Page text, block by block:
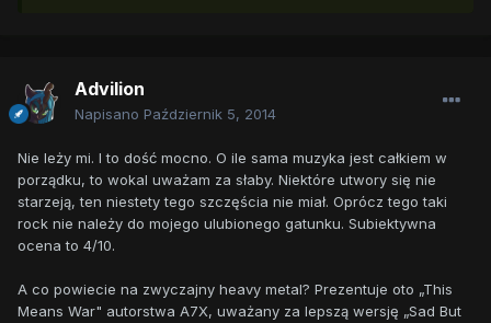
Advilion
Napisano Październik 5, 2014
Nie leży mi. I to dość mocno. O ile sama muzyka jest całkiem w
porządku, to wokal uważam za słaby. Niektóre utwory się nie
starzeją, ten niestety tego szczęścia nie miał. Oprócz tego taki
rock nie należy do mojego ulubionego gatunku. Subiektywna
ocena to 4/10.
A co powiecie na zwyczajny heavy metal? Prezentuje oto „This
Means War" autorstwa A7X, uważany za lepszą wersję „Sad But